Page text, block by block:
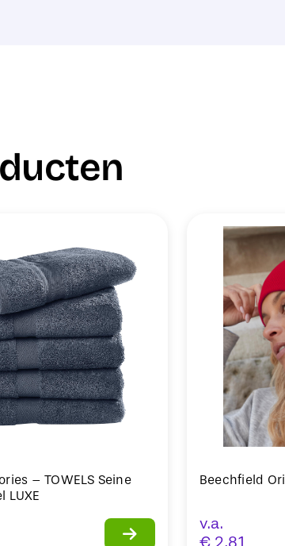
– TOWELS Seine
LUXE
Beechfield
v.a.